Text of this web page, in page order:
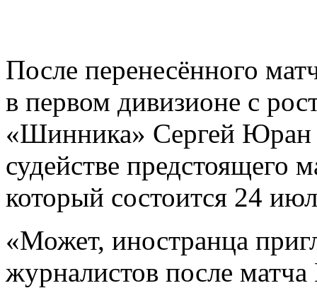
После перенесённого
в первом дивизионе с
«Шинника» Сергей Юран
судействе предстоящего
который состоится 24
«Может, иностранца
журналистов после